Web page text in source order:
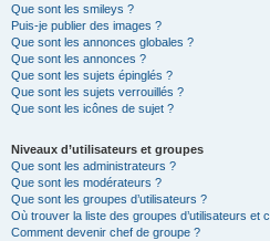
Que sont les smileys ?
Puis-je publier des images ?
Que sont les annonces globales ?
Que sont les annonces ?
Que sont les sujets épinglés ?
Que sont les sujets verrouillés ?
Que sont les icônes de sujet ?
Niveaux d’utilisateurs et groupes
Que sont les administrateurs ?
Que sont les modérateurs ?
Que sont les groupes d’utilisateurs ?
Où trouver la liste des groupes d’utilisateurs et
Comment devenir chef de groupe ?